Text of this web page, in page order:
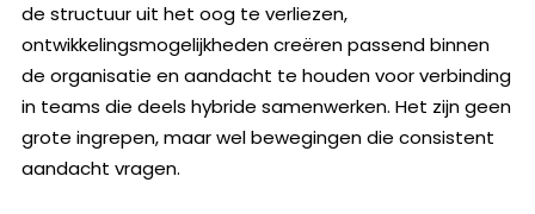
de structuur uit het oog te verliezen,
ontwikkelingsmogelijkheden creëren passend binnen
de organisatie en aandacht te houden voor verbinding
in teams die deels hybride samenwerken. Het zijn geen
grote ingrepen, maar wel bewegingen die consistent
aandacht vragen.